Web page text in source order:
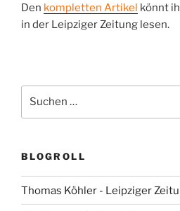
Den kompletten Artikel könnt
in der Leipziger Zeitung lesen.
nach:
BLOGROLL
Thomas Köhler - Leipziger